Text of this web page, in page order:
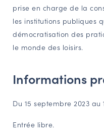
VOUS ÊTES…
Amateurs d’histoire et de
Responsables de structures
prise en charge de la
les institutions publiques
démocratisation des
le monde des loisirs.
Informations
Du 15 septembre 2023 au
Entrée libre.